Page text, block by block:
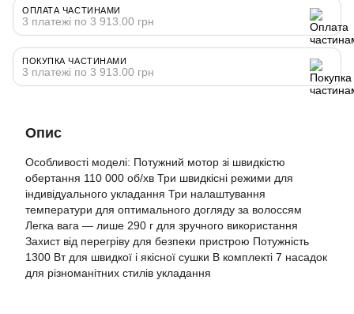
ОПЛАТА ЧАСТИНАМИ
3 платежі по 3 913.00 грн
ПОКУПКА ЧАСТИНАМИ
3 платежі по 3 913.00 грн
Опис
Особливості моделі: Потужний мотор зі швидкістю
обертання 110 000 об/хв Три швидкісні режими для
індивідуального укладання Три налаштування
температури для оптимального догляду за волоссям
Легка вага — лише 290 г для зручного використання
Захист від перегріву для безпеки пристрою Потужність
1300 Вт для швидкої і якісної сушки В комплекті 7 насадок
для різноманітних стилів укладання